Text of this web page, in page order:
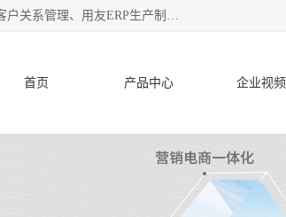
杭州协友软件有限公司主营：用友财务软件、用友进销存软件、用友OA办公自动化、用友CRM客户关系管理、用友ERP生产制造管理等;是一家用友管理软件咨询服务商。自创立至今，一直致力于为客户提供顾问式ERP管理解决方案务，为企业提供了财务管理、供应链和物流管理、生产制造管理、管理、知识与协同管理、客户关系管理等信息化建设领域的应用。
首页 产品中心 企业视频